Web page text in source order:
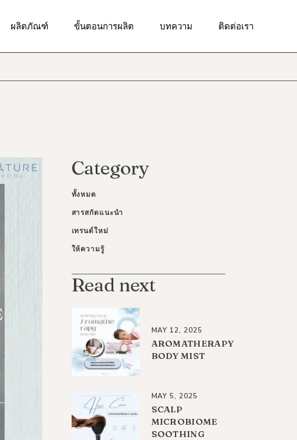
ผลิตภัณฑ์
ผลิตภัณฑ์เพื่อการดูแลผิวรอบ
ผลิตภัณฑ์บำรุงผิวกาย
ขั้นตอนการผลิต บทความ ติดต่อเรา
ผลิตภัณฑ์ทำความสะอาดผิวหน้า
ผลิตภัณฑ์เพื่อผิวชุ่มชื้น
ผลิตภัณฑ์ผลัดเซลล์ผิว
ผลิตภัณฑ์บำรุงผิวกาย
Category
ทั้งหมด
สารสกัดแนะนำ
เทรนด์ใหม่
ให้ความรู้
Read next
MAY 12, 2025
AROMATHERAPY
BODY MIST
MAY 5, 2025
SCALP
MICROBIOME
SOOTHING